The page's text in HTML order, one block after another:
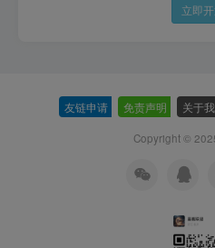
立即
友链申请 免责声明 关于
Copyright ©